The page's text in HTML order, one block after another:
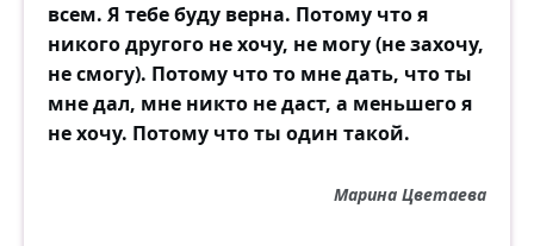
всем. Я тебе буду верна. Потому что я
никого другого не хочу, не могу (не захочу,
не смогу). Потому что то мне дать, что ты
мне дал, мне никто не даст, а меньшего я
не хочу. Потому что ты один такой.
Марина Цветаева